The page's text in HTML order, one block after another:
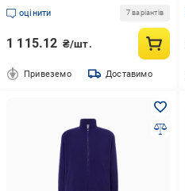
оцінити 7 варіантів
1 115.12 ₴/шт.
Привеземо Доставимо